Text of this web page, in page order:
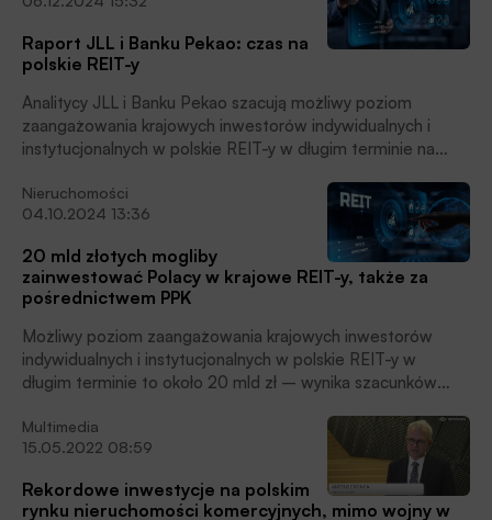
Raport JLL i Banku Pekao: czas na
polskie REIT-y
Analitycy JLL i Banku Pekao szacują możliwy poziom
zaangażowania krajowych inwestorów indywidualnych i
instytucjonalnych w polskie REIT-y w długim terminie na
Nieruchomości
04.10.2024 13:36
20 mld złotych mogliby
zainwestować Polacy w krajowe REIT-y, także za
pośrednictwem PPK
Możliwy poziom zaangażowania krajowych inwestorów
indywidualnych i instytucjonalnych w polskie REIT-y w
długim terminie to około 20 mld zł – wynika szacunków
Zdaniem ekspertów, od strony instytucjonalnej najbardziej
predysponowane do inwestowania w REIT-y w przyszłości
Multimedia
15.05.2022 08:59
Rekordowe inwestycje na polskim
rynku nieruchomości komercyjnych, mimo wojny w